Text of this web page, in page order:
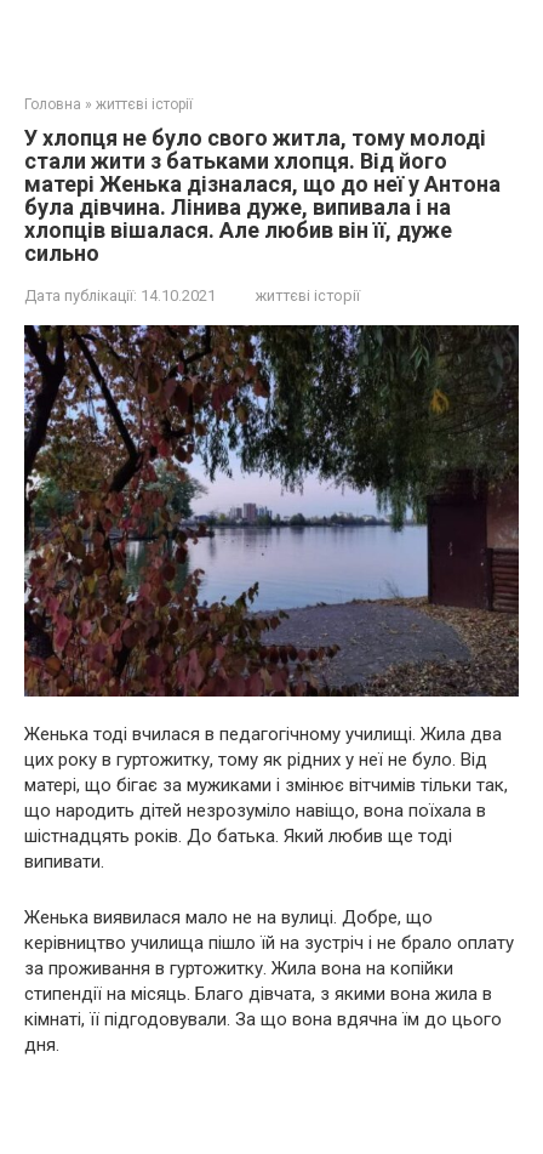
Головна » життєві історії
У хлопця не було свого житла, тому молоді
стали жити з батьками хлопця. Від його
матері Женька дізналася, що до неї у Антона
була дівчина. Лінива дуже, випивала і на
хлопців вішалася. Але любив він її, дуже
сильно
Дата публікації: 14.10.2021 життєві історії
Женька тоді вчилася в педагогічному училищі. Жила два
цих року в гуртожитку, тому як рідних у неї не було. Від
матері, що бігає за мужиками і змінює вітчимів тільки так,
що народить дітей незрозуміло навіщо, вона поїхала в
шістнадцять років. До батька. Який любив ще тоді
випивати.
Женька виявилася мало не на вулиці. Добре, що
керівництво училища пішло їй на зустріч і не брало оплату
за проживання в гуртожитку. Жила вона на копійки
стипендії на місяць. Благо дівчата, з якими вона жила в
кімнаті, її підгодовували. За що вона вдячна їм до цього
дня.